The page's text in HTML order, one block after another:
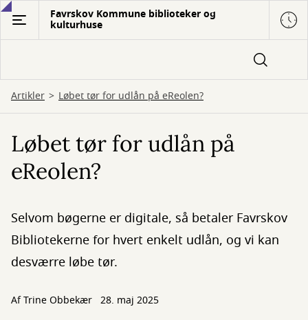
Gå
hovedindhold
Favrskov Kommune biblioteker og
kulturhuse
Artikler Løbet tør for udlån på eReolen?
Løbet tør for udlån på
eReolen?
Selvom bøgerne er digitale, så betaler Favrskov
Bibliotekerne for hvert enkelt udlån, og vi kan
desværre løbe tør.
AfTrine Obbekær 28. maj 2025